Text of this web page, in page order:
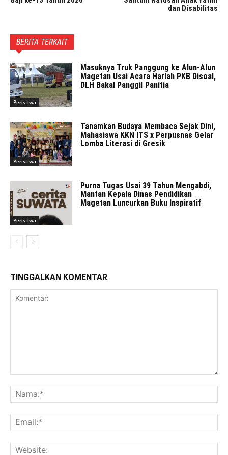
dan Disabilitas
BERITA TERKAIT
Peristiwa
Masuknya Truk Panggung ke Alun-Alun
Magetan Usai Acara Harlah PKB Disoal,
DLH Bakal Panggil Panitia
Peristiwa
Tanamkan Budaya Membaca Sejak Dini,
Mahasiswa KKN ITS x Perpusnas Gelar
Lomba Literasi di Gresik
Peristiwa
Purna Tugas Usai 39 Tahun Mengabdi,
Mantan Kepala Dinas Pendidikan
Magetan Luncurkan Buku Inspiratif
TINGGALKAN KOMENTAR